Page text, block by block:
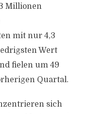
Millionen
mit nur 4,3
Wert
fielen um 49
Quartal.
sich